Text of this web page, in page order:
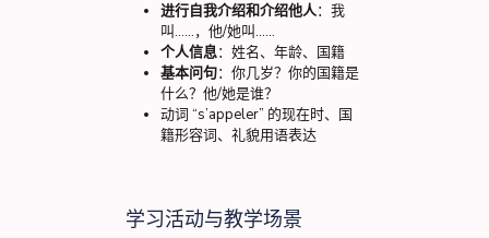
进行自我介绍和介绍他人：我
叫……，他/她叫……
个人信息：姓名、年龄、国籍
基本问句：你几岁？你的国籍是
什么？他/她是谁？
动词 “s’appeler” 的现在时、国
籍形容词、礼貌用语表达
学习活动与教学场景